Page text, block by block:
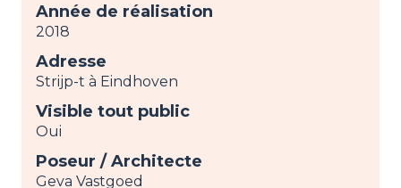
Année de réalisation
2018
Adresse
Strijp-t à Eindhoven
Visible tout public
Oui
Poseur / Architecte
Geva Vastgoed